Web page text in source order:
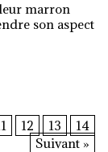
marron
son aspect
12 13
14
Suivant »